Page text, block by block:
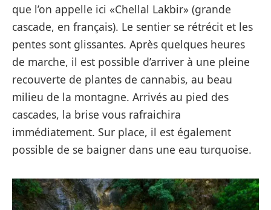
que l’on appelle ici «Chellal Lakbir» (grande
cascade, en français). Le sentier se rétrécit et les
pentes sont glissantes. Après quelques heures
de marche, il est possible d’arriver à une pleine
recouverte de plantes de cannabis, au beau
milieu de la montagne. Arrivés au pied des
cascades, la brise vous rafraichira
immédiatement. Sur place, il est également
possible de se baigner dans une eau turquoise.